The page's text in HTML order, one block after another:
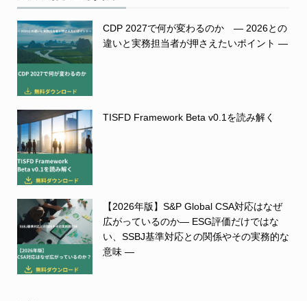
CDP 2027で何が変わるのか ― 2026との
違いと実務担当者が押さえたいポイント ―
TISFD Framework Beta v0.1を読み解く
【2026年版】S&P Global CSA対応はなぜ
広がっているのか― ESG評価だけではな
い、SSBJ基準対応との関係やその実務的な
意味 ―